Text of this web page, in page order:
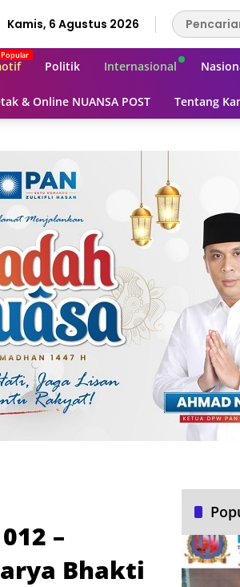
Kamis, 6 Agustus 2026
Politik Internasional
& Online NUANSA POST Tentang
–
Bhakti